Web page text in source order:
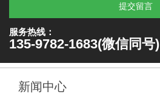
提交留言
服务热线：
135-9782-1683(微信同号)
新闻中心